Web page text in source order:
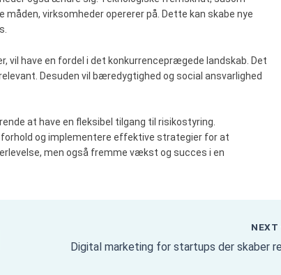
virksomheder opererer på. Dette kan skabe nye
vil have en fordel i det konkurrenceprægede landskab. Det
Desuden vil bæredygtighed og social ansvarlighed
at have en fleksibel tilgang til risikostyring.
og implementere effektive strategier for at
men også fremme vækst og succes i en
NEXT